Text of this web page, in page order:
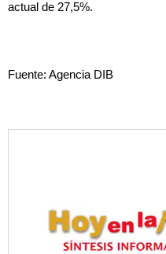
actual de 27,5%.
Fuente: Agencia DIB